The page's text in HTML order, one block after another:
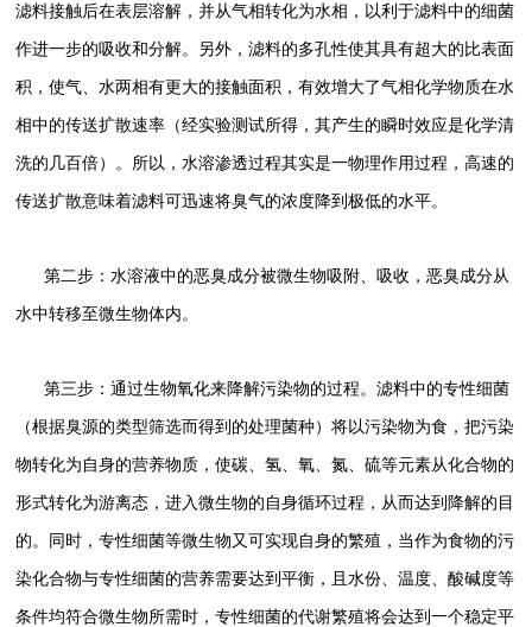
滤料接触后在表层溶解，并从气相转化为水相，以利于滤料中的细菌
作进一步的吸收和分解。另外，滤料的多孔性使其具有超大的比表面
积，使气、水两相有更大的接触面积，有效增大了气相化学物质在水
相中的传送扩散速率（经实验测试所得，其产生的瞬时效应是化学清
洗的几百倍）。所以，水溶渗透过程其实是一物理作用过程，高速的
传送扩散意味着滤料可迅速将臭气的浓度降到极低的水平。
第二步：水溶液中的恶臭成分被微生物吸附、吸收，恶臭成分从
水中转移至微生物体内。
第三步：通过生物氧化来降解污染物的过程。滤料中的专性细菌
（根据臭源的类型筛选而得到的处理菌种）将以污染物为食，把污染
物转化为自身的营养物质，使碳、氢、氧、氮、硫等元素从化合物的
形式转化为游离态，进入微生物的自身循环过程，从而达到降解的目
的。同时，专性细菌等微生物又可实现自身的繁殖，当作为食物的污
染化合物与专性细菌的营养需要达到平衡，且水份、温度、酸碱度等
条件均符合微生物所需时，专性细菌的代谢繁殖将会达到一个稳定平